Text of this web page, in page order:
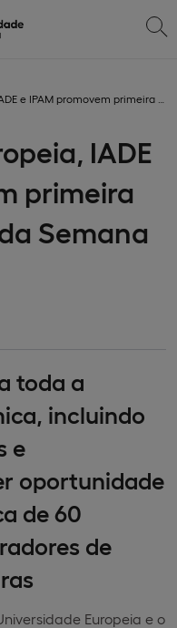
primeira edição conjunta da Semana Internacional
IADE
primeira
Semana
toda a
incluindo
e
oportunidade
de 60
de
Europeia e o